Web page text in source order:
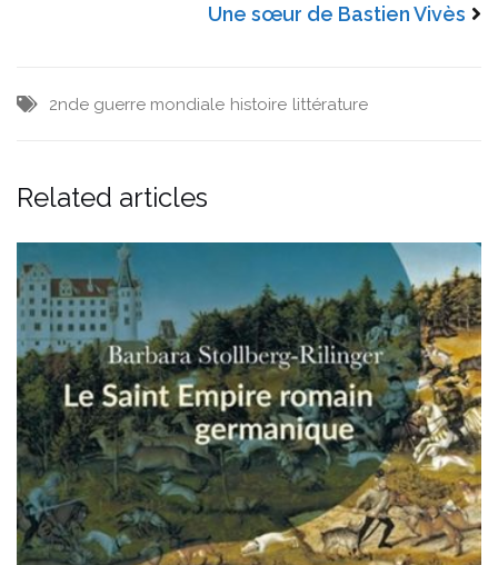
Une sœur de Bastien Vivès
2nde guerre mondiale histoire littérature
Related articles